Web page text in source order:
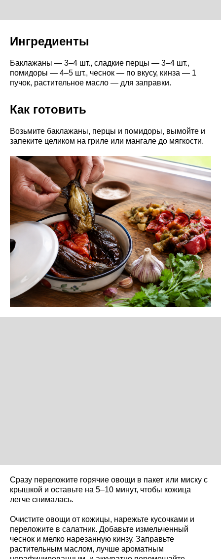
Ингредиенты
Баклажаны — 3–4 шт., сладкие перцы — 3–4 шт.,
помидоры — 4–5 шт., чеснок — по вкусу, кинза — 1
пучок, растительное масло — для заправки.
Как готовить
Возьмите баклажаны, перцы и помидоры, вымойте и
запеките целиком на гриле или мангале до мягкости.
Сразу переложите горячие овощи в пакет или миску с
крышкой и оставьте на 5–10 минут, чтобы кожица
легче снималась.
Очистите овощи от кожицы, нарежьте кусочками и
переложите в салатник. Добавьте измельченный
чеснок и мелко нарезанную кинзу. Заправьте
растительным маслом, лучше ароматным